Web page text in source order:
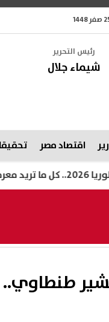
رئيس التحرير
شيماء جلال
اقتصاد مصر
طنطاوي..